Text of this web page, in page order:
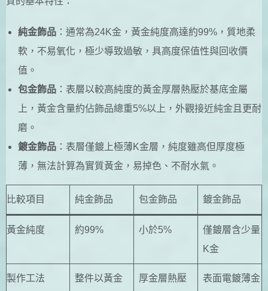
純金飾品 ：通常為24K金，黃金純度高達約99%，質地柔
軟，不易氧化，極少導致過敏，具高度保值性與回收價
值。
包金飾品 ：表層以較高純度的黃金厚層熱壓於基底金屬
上，黃金含量約佔飾品總重5%以上，外觀接近純金且更耐
磨。
鍍金飾品 ：表層僅鍍上極薄K金層，純度雖高但厚度極
薄，無法計算為實質黃金，易掉色、不耐水氣。
比較項目 純金飾品 包金飾品 鍍金飾品
黃金純度 約99% 小於5%
僅鍍層含少量
K金
製作工法
整件以黃金
厚金層熱壓
表面電鍍薄金